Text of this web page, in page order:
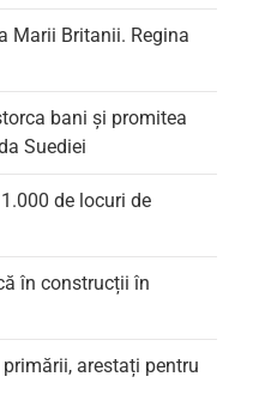
Marii Britanii. Regina
bani și promitea
Suediei
de locuri de
în construcții în
arestați pentru